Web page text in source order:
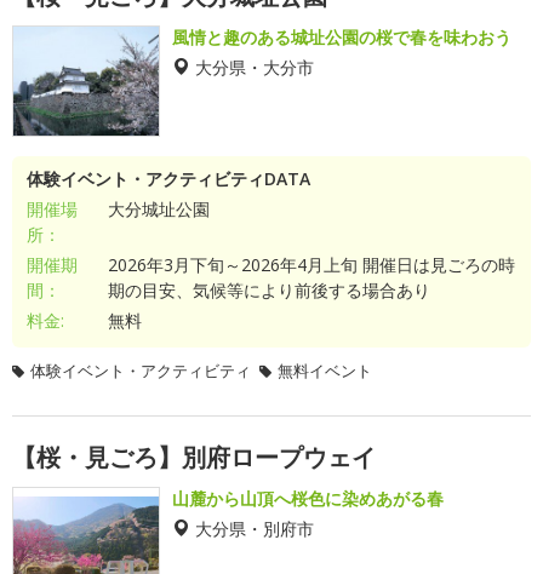
風情と趣のある城址公園の桜で春を味わおう
大分県・大分市
体験イベント・アクティビティDATA
開催場
所：
大分城址公園
開催期
間：
2026年3月下旬～2026年4月上旬 開催日は見ごろの時
期の目安、気候等により前後する場合あり
料金:
無料
体験イベント・アクティビティ 無料イベント
【桜・見ごろ】別府ロープウェイ
山麓から山頂へ桜色に染めあがる春
大分県・別府市